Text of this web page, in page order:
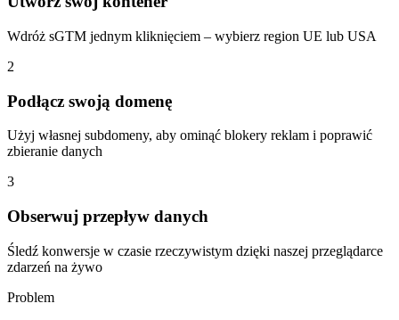
Wdróż sGTM jednym kliknięciem – wybierz region UE lub USA
2
Podłącz swoją domenę
Użyj własnej subdomeny, aby ominąć blokery reklam i poprawić
zbieranie danych
3
Obserwuj przepływ danych
Śledź konwersje w czasie rzeczywistym dzięki naszej przeglądarce
zdarzeń na żywo
Problem